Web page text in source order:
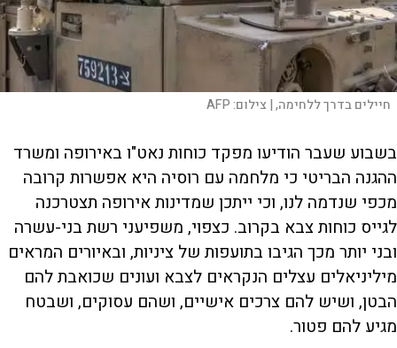
חיילים בדרך ללחימה, | צילום:AFP
בשבוע שעבר הודיעו מפקד כוחות נאט"ו באירופה ומשרד
ההגנה הבריטי כי מלחמה עם רוסיה היא אפשרות קרובה
מכפי שנדמה לנו, וכי ייתכן שמדינות אירופה תצטרכנה
לגייס כוחות צבא בקרוב. כצפוי, משפיעני רשת בני-עשרה
ובני יותר מכך הגיבו בתועפות של ציניות, ובאיורים המראים
מיליניאלים עצלים הנקראים לצבא ועונים שכואבת להם
הבטן, ושיש להם צרכים אישיים, ושהם עסוקים, ושבטח
מגיע להם פטור.